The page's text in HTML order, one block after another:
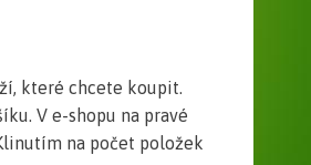
které chcete koupit.
V e-shopu na pravé
na počet položek